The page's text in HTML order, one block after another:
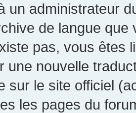
un administrateur
de langue
pas, vous êtes
une nouvelle
sur le site officiel
les pages du